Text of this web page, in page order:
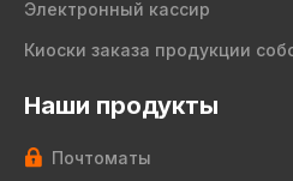
Электронный кассир
Киоски заказа продукции
Наши продукты
Почтоматы